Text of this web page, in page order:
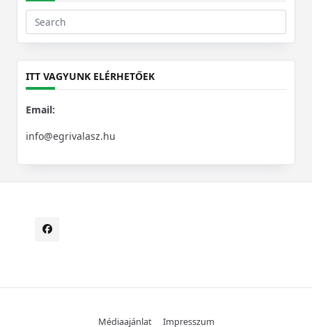
Search
for:
ITT VAGYUNK ELÉRHETŐEK
Email:
info@egrivalasz.hu
Médiaajánlat Impresszum